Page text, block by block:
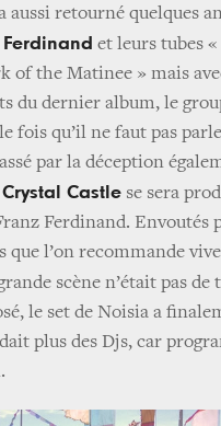
aussi retourné quelques
Ferdinand et leurs tubes
of the Matinee » mais
du dernier album, le
fois qu’il ne faut pas
par la déception
Crystal Castle se sera
Ferdinand. Envoutés
que l’on recommande
scène n’était pas de
le set de Noisia a
plus des Djs, car